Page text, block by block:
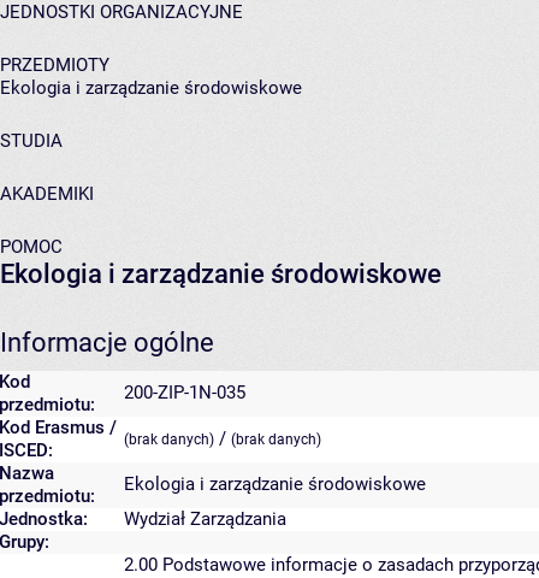
JEDNOSTKI ORGANIZACYJNE
PRZEDMIOTY
Ekologia i zarządzanie środowiskowe
STUDIA
AKADEMIKI
POMOC
Ekologia i zarządzanie środowiskowe
Informacje ogólne
Kod
przedmiotu:
200-ZIP-1N-035
Kod Erasmus /
ISCED:
(brak danych) / (brak danych)
Nazwa
przedmiotu:
Ekologia i zarządzanie środowiskowe
Jednostka:
Wydział Zarządzania
Grupy:
2.00 Podstawowe informacje o zasadach